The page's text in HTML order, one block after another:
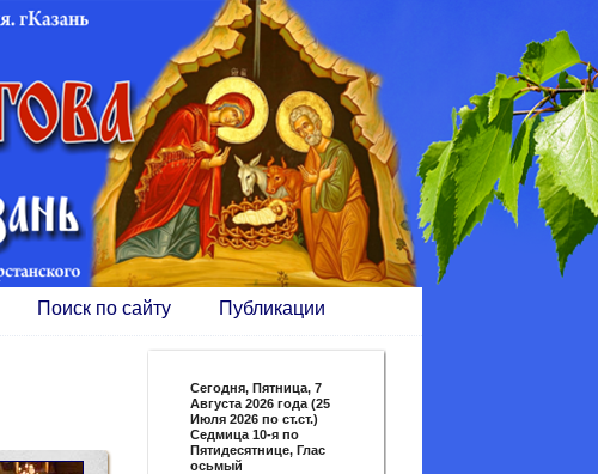
Поиск по сайту Публикации
Сегодня, Пятница, 7
Августа 2026 года (25
Июля 2026 по ст.ст.)
Седмица 10-я по
Пятидесятнице, Глас
осьмый